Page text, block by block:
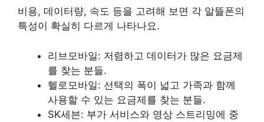
비용, 데이터량, 속도 등을 고려해 보면 각 알뜰폰의
특성이 확실히 다르게 나타나요.
리브모바일: 저렴하고 데이터가 많은 요금제
를 찾는 분들.
헬로모바일: 선택의 폭이 넓고 가족과 함께
사용할 수 있는 요금제를 찾는 분들.
SK세븐: 부가 서비스와 영상 스트리밍에 중